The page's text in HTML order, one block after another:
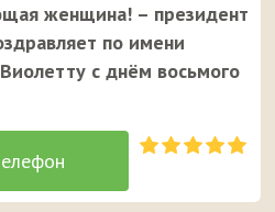
женщина! – президент
по имени
с днём восьмого